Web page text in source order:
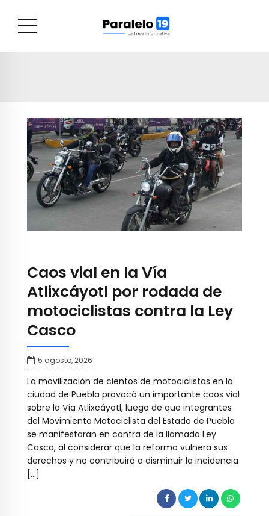
Caos vial en la Vía
Atlixcáyotl por rodada de
motociclistas contra la Ley
Casco
5 agosto, 2026
La movilización de cientos de motociclistas en la
ciudad de Puebla provocó un importante caos vial
sobre la Vía Atlixcáyotl, luego de que integrantes
del Movimiento Motociclista del Estado de Puebla
se manifestaran en contra de la llamada Ley
Casco, al considerar que la reforma vulnera sus
derechos y no contribuirá a disminuir la incidencia
[…]